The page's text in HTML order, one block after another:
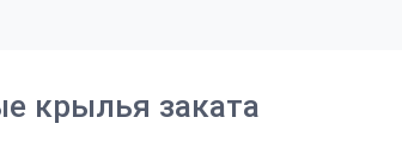
крылья заката